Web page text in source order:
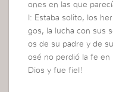
ones en las que
l: Estaba solito, los
gos, la lucha con sus
os de su padre y de
osé no perdió la fe en
Dios y fue fiel!